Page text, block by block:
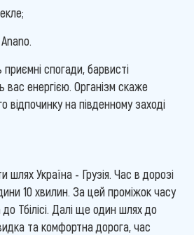
спогади, барвисті
вас енергією. Організм скаже
відпочинку на південному заході
Україна - Грузія. Час в дорозі
10 хвилин. За цей проміжок часу
Тбілісі. Далі ще один шлях до
та комфортна дорога, час